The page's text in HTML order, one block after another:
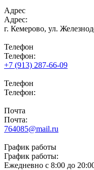
Адрес
Адрес:
г. Кемерово, ул.
Телефон
Телефон:
+7 (913) 287-66-09
Телефон
Телефон:
Почта
Почта:
764085@mail.ru
График работы
График работы:
Ежедневно с 8:00 до